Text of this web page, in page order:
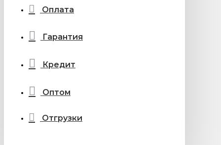
Оплата
Гарантия
Кредит
Оптом
Отгрузки